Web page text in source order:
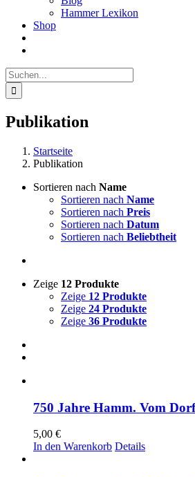
Hammer Lexikon
Shop
Suche
nach:
Publikation
Startseite
Publikation
Sortieren nach Name
Sortieren nach Name
Sortieren nach Preis
Sortieren nach Datum
Sortieren nach Beliebtheit
Zeige 12 Produkte
Zeige 12 Produkte
Zeige 24 Produkte
Zeige 36 Produkte
750 Jahre Hamm. Vom
5,00 €
In den Warenkorb Details